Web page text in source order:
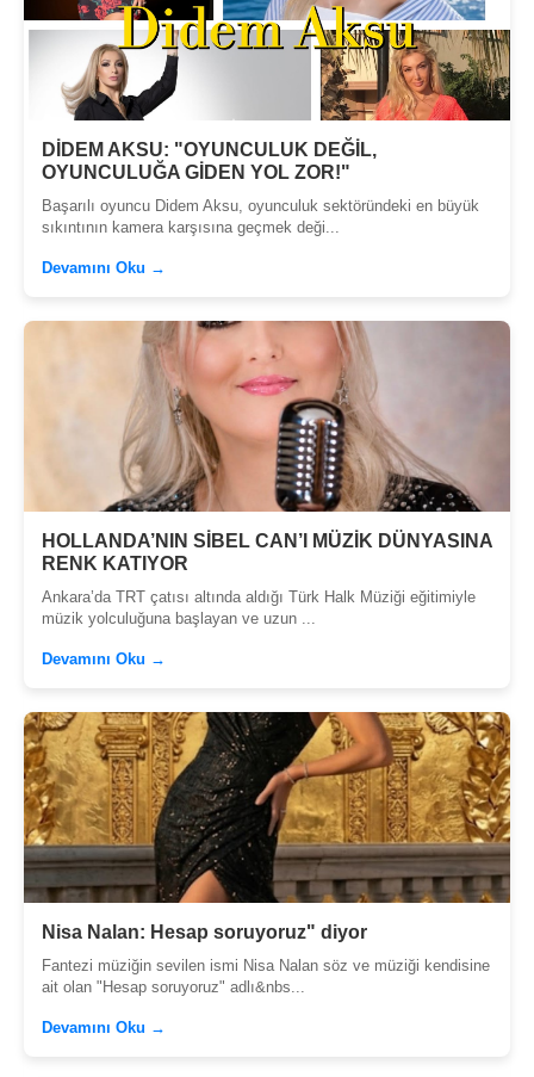
DİDEM AKSU: "OYUNCULUK DEĞİL,
OYUNCULUĞA GİDEN YOL ZOR!"
Başarılı oyuncu Didem Aksu, oyunculuk sektöründeki en büyük
sıkıntının kamera karşısına geçmek deği...
Devamını Oku →
HOLLANDA’NIN SİBEL CAN’I MÜZİK DÜNYASINA
RENK KATIYOR
Ankara’da TRT çatısı altında aldığı Türk Halk Müziği eğitimiyle
müzik yolculuğuna başlayan ve uzun ...
Devamını Oku →
Nisa Nalan: Hesap soruyoruz" diyor
Fantezi müziğin sevilen ismi Nisa Nalan söz ve müziği kendisine
ait olan "Hesap soruyoruz" adlı&nbs...
Devamını Oku →